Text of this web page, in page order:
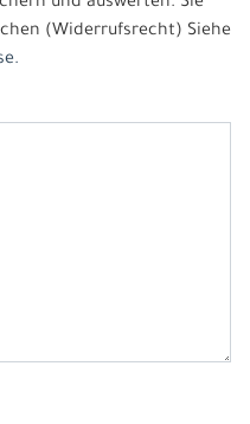
(Widerrufsrecht) Siehe